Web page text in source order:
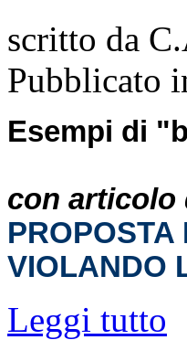
scritto da
Pubblicato
Esempi di
con articolo
PROPOSTA
VIOLANDO
Leggi tutto